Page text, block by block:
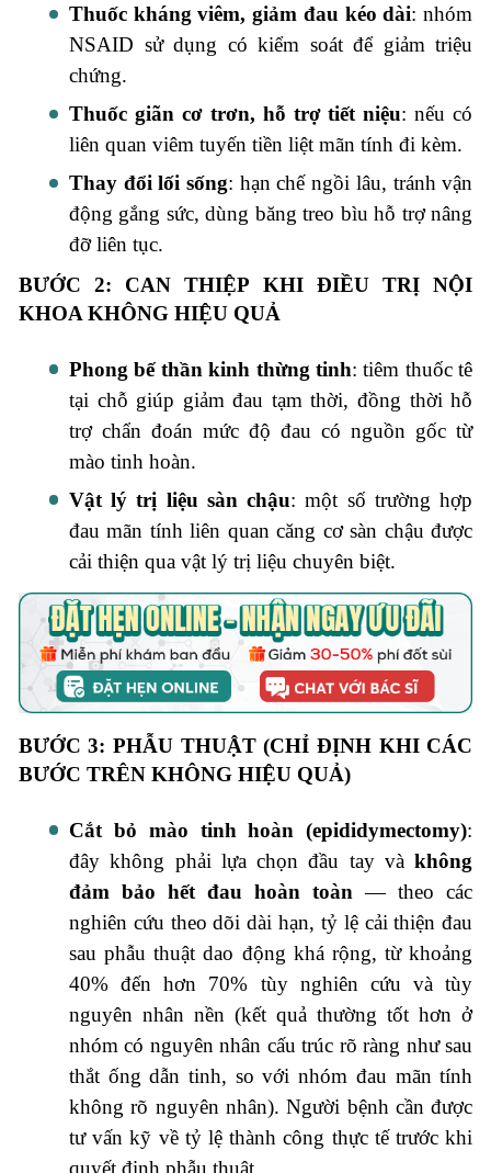
Thuốc kháng viêm, giảm đau kéo dài: nhóm
NSAID sử dụng có kiểm soát để giảm triệu
chứng.
Thuốc giãn cơ trơn, hỗ trợ tiết niệu: nếu có
liên quan viêm tuyến tiền liệt mãn tính đi kèm.
Thay đổi lối sống: hạn chế ngồi lâu, tránh vận
động gắng sức, dùng băng treo bìu hỗ trợ nâng
đỡ liên tục.
BƯỚC 2: CAN THIỆP KHI ĐIỀU TRỊ NỘI
KHOA KHÔNG HIỆU QUẢ
Phong bế thần kinh thừng tinh: tiêm thuốc tê
tại chỗ giúp giảm đau tạm thời, đồng thời hỗ
trợ chẩn đoán mức độ đau có nguồn gốc từ
mào tinh hoàn.
Vật lý trị liệu sàn chậu: một số trường hợp
đau mãn tính liên quan căng cơ sàn chậu được
cải thiện qua vật lý trị liệu chuyên biệt.
BƯỚC 3: PHẪU THUẬT (CHỈ ĐỊNH KHI CÁC
BƯỚC TRÊN KHÔNG HIỆU QUẢ)
Cắt bỏ mào tinh hoàn (epididymectomy):
đây không phải lựa chọn đầu tay vàkhông
đảm bảo hết đau hoàn toàn — theo các
nghiên cứu theo dõi dài hạn, tỷ lệ cải thiện đau
sau phẫu thuật dao động khá rộng, từ khoảng
40% đến hơn 70% tùy nghiên cứu và tùy
nguyên nhân nền (kết quả thường tốt hơn ở
nhóm có nguyên nhân cấu trúc rõ ràng như sau
thắt ống dẫn tinh, so với nhóm đau mãn tính
không rõ nguyên nhân). Người bệnh cần được
tư vấn kỹ về tỷ lệ thành công thực tế trước khi
quyết định phẫu thuật.